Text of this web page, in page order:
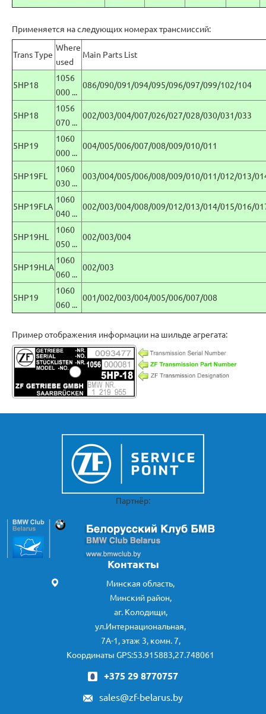
Применяется на следующих номерах трансмиссий:
Trans Type
Where
used
Main Parts List
5HP18
1056
000 ...
086/090/091/094/095/096/097/099/102/104
5HP18
1056
070 ...
002/003/004/007/026/027/028/030/031/033
5HP19
1060
000 ...
004/005/006/007/008/009/010/011
5HP19FL
1060
030 ...
003/004/005/006/008/009/010/011/012/013/
5HP19FLA
1060
040 ...
002/003/004/008/009/012/013/014/015/016/
5HP19HL
1060
050 ...
002/003/004
5HP19HLA
1060
060 ...
002/003
5HP19
1060
060 ...
001/002/003/004/005/006/007/008
Пример отображения информации на шильде агрегата:
Партнёр:
Контакты
Минская область,
Минский район,
аг. Колодищи,
ул.Интернациональная,
7А-1, этаж 3, комн. 7,
Координаты GPS:53.915883,27.748061
+375 29 8770757
sales@zf-belarus.by